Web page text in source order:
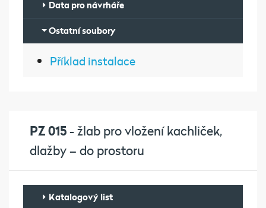
Data pro návrháře
Ostatní soubory
Příklad instalace
PZ 015- žlab pro vložení kachliček,
dlažby – do prostoru
Katalogový list